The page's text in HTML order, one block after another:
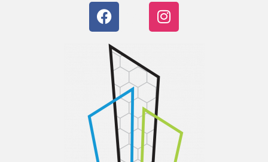
F
a
o
k
p
r
e
s
s
I
n
m